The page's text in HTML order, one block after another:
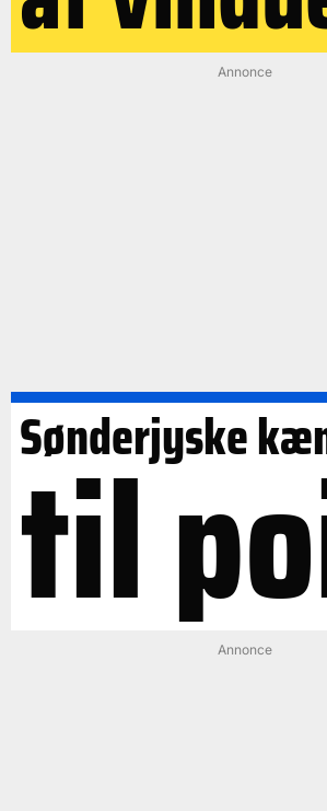
Annonce
Sønderjyske
til Annonce